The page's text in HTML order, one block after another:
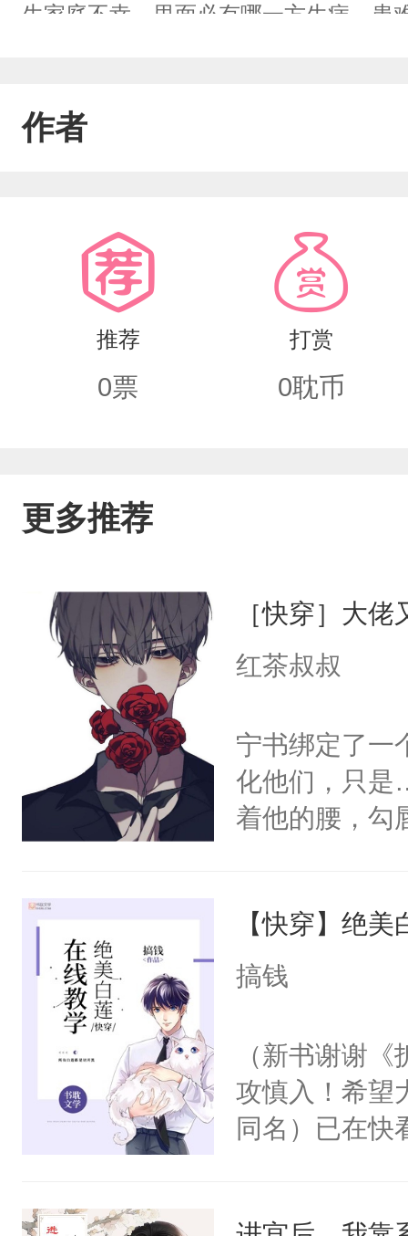
生家庭不幸。里面必有哪一方生病，患
一看就是看淡生死，看淡一切的人居
不用更新，就知道后面要写什么。
作者
推荐
0票
打赏
0耽币
更多推荐
［快穿］大
红茶叔叔
宁书绑定了一
化他们，只是
着他的腰，勾
来，给老公
用力——为你
【快穿】绝
搞钱
（新书谢谢
攻慎入！希望
同名）已在快